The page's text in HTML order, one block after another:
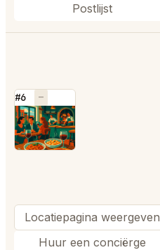
Postlijst
#6 —
⭐
Locatiepagina weergeven
Huur een conciërge